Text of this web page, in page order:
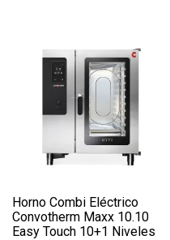
Horno Combi Eléctrico
Convotherm Maxx 10.10
Easy Touch 10+1 Niveles